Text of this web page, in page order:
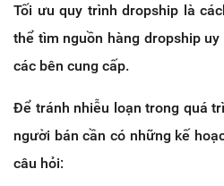
Tối ưu quy trình dropship là
thể tìm nguồn hàng dropship
các bên cung cấp.
Để tránh nhiễu loạn trong quá
người bán cần có những kế
câu hỏi: